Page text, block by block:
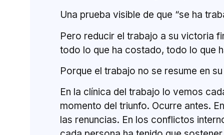
Una prueba visible de que “se ha
Pero reducir el trabajo a su victoria
todo lo que ha costado, todo lo que
Porque el trabajo no se resume en
En la clínica del trabajo lo vemos
momento del triunfo. Ocurre antes.
las renuncias. En los conflictos